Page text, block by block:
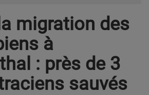
migration des
à
: près de 3
sauvés